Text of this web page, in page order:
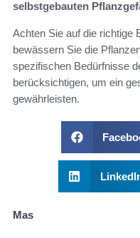
selbstgebauten
Achten Sie auf die richtige
bewässern Sie die
spezifischen Bedürfnisse
berücksichtigen, um ein
gewährleisten.
Mas